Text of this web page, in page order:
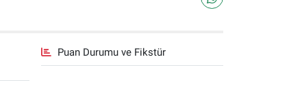
Puan Durumu ve Fikstür